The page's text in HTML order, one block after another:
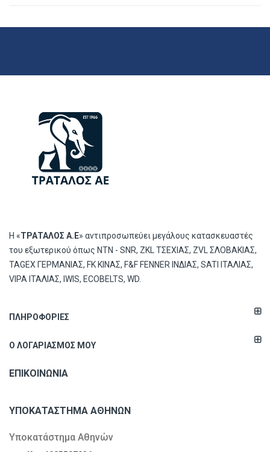
Η «ΤΡΑΤΑΛΟΣ Α.Ε» αντιπροσωπεύει μεγάλους κατασκευαστές
του εξωτερικού όπως ΝΤΝ - SNR, ZKL ΤΣΕΧΙΑΣ, ZVL ΣΛΟΒΑΚΙΑΣ,
TAGEX ΓΕΡΜΑΝΙΑΣ, FK ΚΙΝΑΣ, F&F FENNER ΙΝΔΙΑΣ, SATI ΙΤΑΛΙΑΣ,
VIPA ΙΤΑΛΙΑΣ, IWIS, ECOBELTS, WD.
ΠΛΗΡΟΦΟΡΊΕΣ
Ο ΛΟΓΑΡΙΑΣΜΌΣ ΜΟΥ
ΕΠΙΚΟΙΝΩΝΊΑ
ΥΠΟΚΑΤΆΣΤΗΜΑ ΑΘΗΝΏΝ
Υποκατάστημα Αθηνών